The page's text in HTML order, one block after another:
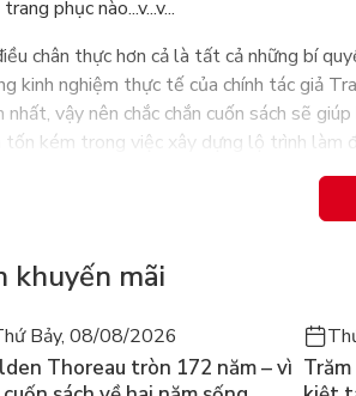
phục nào...v...v...
chân thực hơn cả là tất cả những bí
kinh nghiệm thực tế của chính tác giả
nhất, vậy nên chắc chắn cuốn sách sẽ
tốn kém trong việc xây dựng lộ trình làm
giả Trang Lê và STYLORY – những người
mà chỉ cần được quan tâm và trau chuốt
khuyến mãi
Bảy, 08/08/2026
Thoreau tròn 172 năm – vì